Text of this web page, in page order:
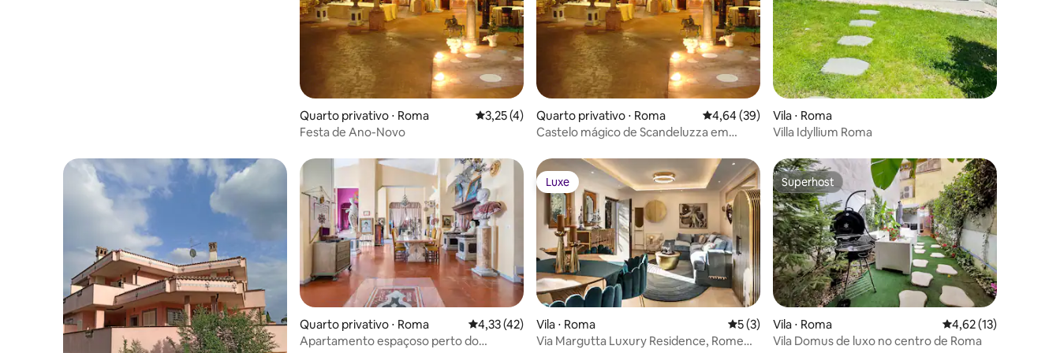
para compras de alta moda.
Quarto privativo ⋅ Roma 3,25 de uma avaliação média de 5, 4 avaliações
3,25 (4)
Festa de Ano-Novo
Quarto privativo ⋅ Roma 4,64 de uma avaliação média de 5, 39 avaliações
4,64 (39)
Castelo mágico de Scandeluzza em
Vila ⋅ Roma
Villa Idyllium Roma
Quarto privativo ⋅ Roma 4,33 de uma avaliação média de 5, 42 avaliações
4,33 (42)
Apartamento espaçoso perto do
Luxe
Luxe
Vila ⋅ Roma 5 de uma avaliação média de 5, 3 avaliações
5 (3)
Via Margutta Luxury Residence, Rome
Superhost
Superhost
Vila ⋅ Roma 4,62 de uma
4,62 (13)
Vila Domus de luxo no centro de Roma